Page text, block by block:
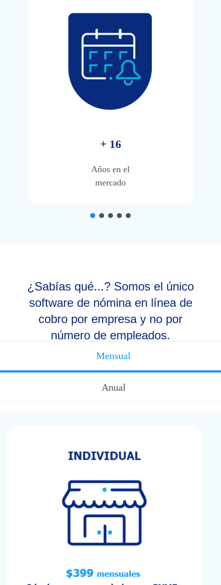
+ 16
Años en el
mercado
¿Sabías qué...? Somos el único
software de nómina en línea de
cobro por empresa y no por
número de empleados.
¡Maximiza tus ahorros!
Obtén hasta un 15% al contratar tu plan
anual
Mensual
Anual